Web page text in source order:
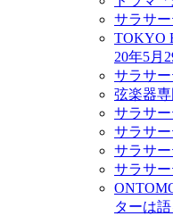
サラサ
TOKYO
20年5月
サラサ
弦楽器専
サラサ
サラサ
サラサー
サラサ
ターは語